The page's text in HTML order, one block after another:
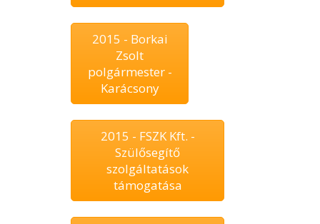
2015 - Borkai
Zsolt
polgármester -
Karácsony
2015 - FSZK Kft. -
Szülősegítő
szolgáltatások
támogatása